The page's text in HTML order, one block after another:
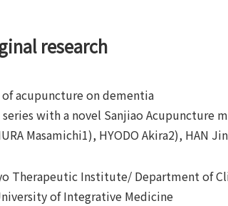
research
of acupuncture on dementia
series with a novel Sanjiao Acupuncture
Masamichi1), HYODO Akira2), HAN
Therapeutic Institute/ Department of
of Integrative Medicine